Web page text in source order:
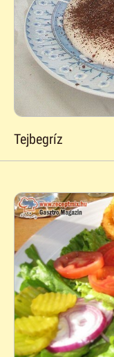
Tejbegríz